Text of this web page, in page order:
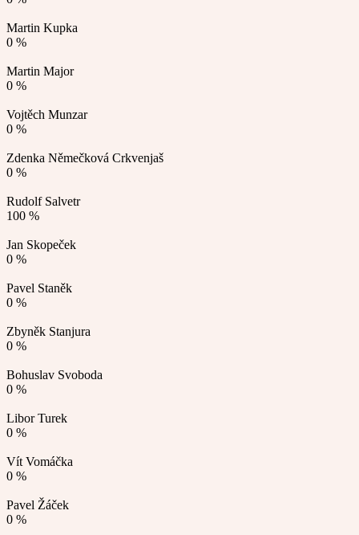
Martin Kupka
0 %
Martin Major
0 %
Vojtěch Munzar
0 %
Zdenka Němečková Crkvenjaš
0 %
Rudolf Salvetr
100 %
Jan Skopeček
0 %
Pavel Staněk
0 %
Zbyněk Stanjura
0 %
Bohuslav Svoboda
0 %
Libor Turek
0 %
Vít Vomáčka
0 %
Pavel Žáček
0 %